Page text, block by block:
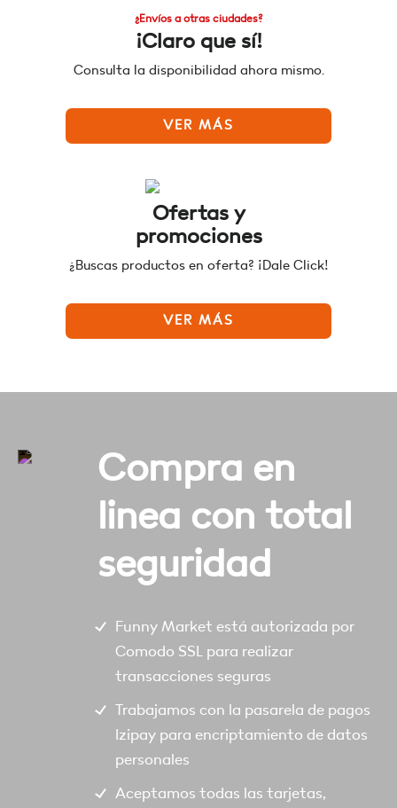
¿Envíos a otras ciudades?
¡Claro que sí!
Consulta la disponibilidad ahora mismo.
VER MÁS
Ofertas y
promociones
¿Buscas productos en oferta? ¡Dale Click!
VER MÁS
Compra en
linea con total
seguridad
Funny Market está autorizada por
Comodo SSL para realizar
transacciones seguras
Trabajamos con la pasarela de pagos
Izipay para encriptamiento de datos
personales
Aceptamos todas las tarjetas,